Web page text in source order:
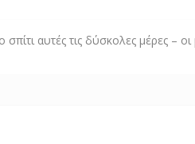
αυτές τις δύσκολες μέρες –